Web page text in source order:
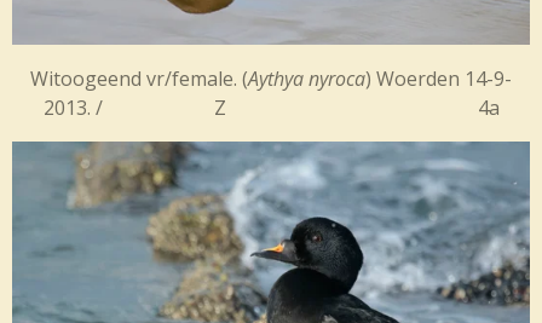
Witoogeend vr/female. (Aythya nyroca) Woerden 14-9-
2013. / Z 4a